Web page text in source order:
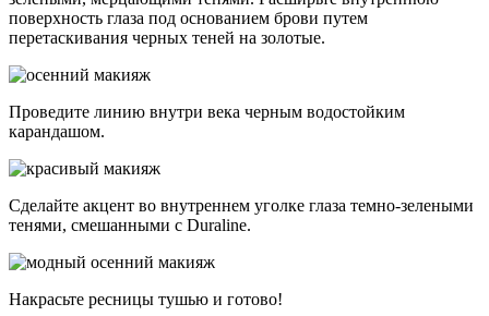
поверхность глаза под основанием брови путем
перетаскивания черных теней на золотые.
Проведите линию внутри века черным водостойким
карандашом.
Сделайте акцент во внутреннем уголке глаза темно-зелеными
тенями, смешанными с Duraline.
Накрасьте ресницы тушью и готово!